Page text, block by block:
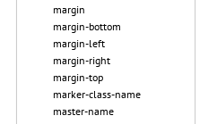
margin
margin-bottom
margin-left
margin-right
margin-top
marker-class-name
master-name